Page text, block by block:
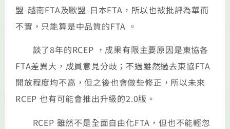
盟-越南FTA及歐盟-日本FTA，所以也被批評為華而
不實，只能算是中品質的FTA 。
談了8年的RCEP ，成果有限主要原因是東協各
FTA差異大，成員意見分歧；不過雖然過去東協FTA
開放程度均不高，但之後也會做些修正，所以未來
RCEP 也有可能會推出升級的2.0版。
RCEP 雖然不是全面自由化FTA，但也不能輕忽